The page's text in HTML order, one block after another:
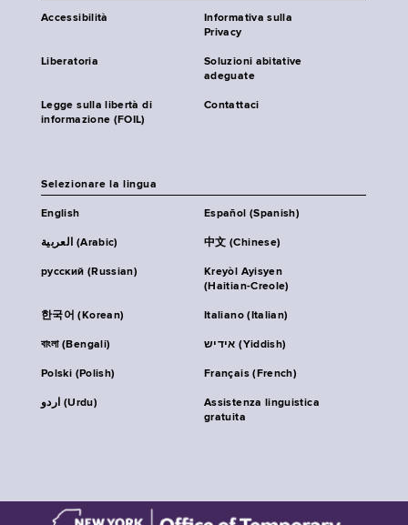
Accessibilità
Informativa sulla
Privacy
Liberatoria
Soluzioni abitative
adeguate
Legge sulla libertà di
informazione (FOIL)
Contattaci
Selezionare la lingua
English Español (Spanish)
العربية (Arabic) 中文 (Chinese)
русский (Russian)
Kreyòl Ayisyen
(Haitian-Creole)
한국어 (Korean) Italiano (Italian)
বাংলা (Bengali) אידיש (Yiddish)
Polski (Polish) Français (French)
اردو (Urdu)
Assistenza linguistica
gratuita